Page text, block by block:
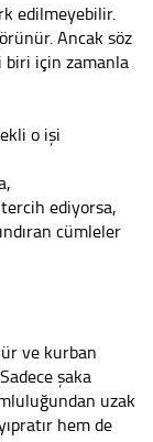
edilmeyebilir.
Ancak söz
biri için zamanla
o işi
ediyorsa,
cümleler
ve kurban
şaka
uzak
hem de